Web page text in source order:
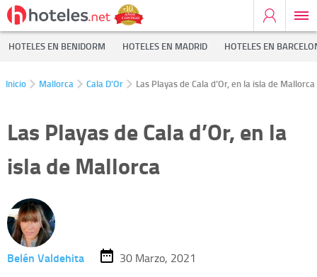
HOTELES EN BENIDORM HOTELES EN MADRID HOTELES EN
Inicio Mallorca Cala D'Or Las Playas de Cala d’Or, en la isla de Mallorca
Las Playas de Cala d’Or, en la
isla de Mallorca
Belén Valdehita
30 Marzo, 2021